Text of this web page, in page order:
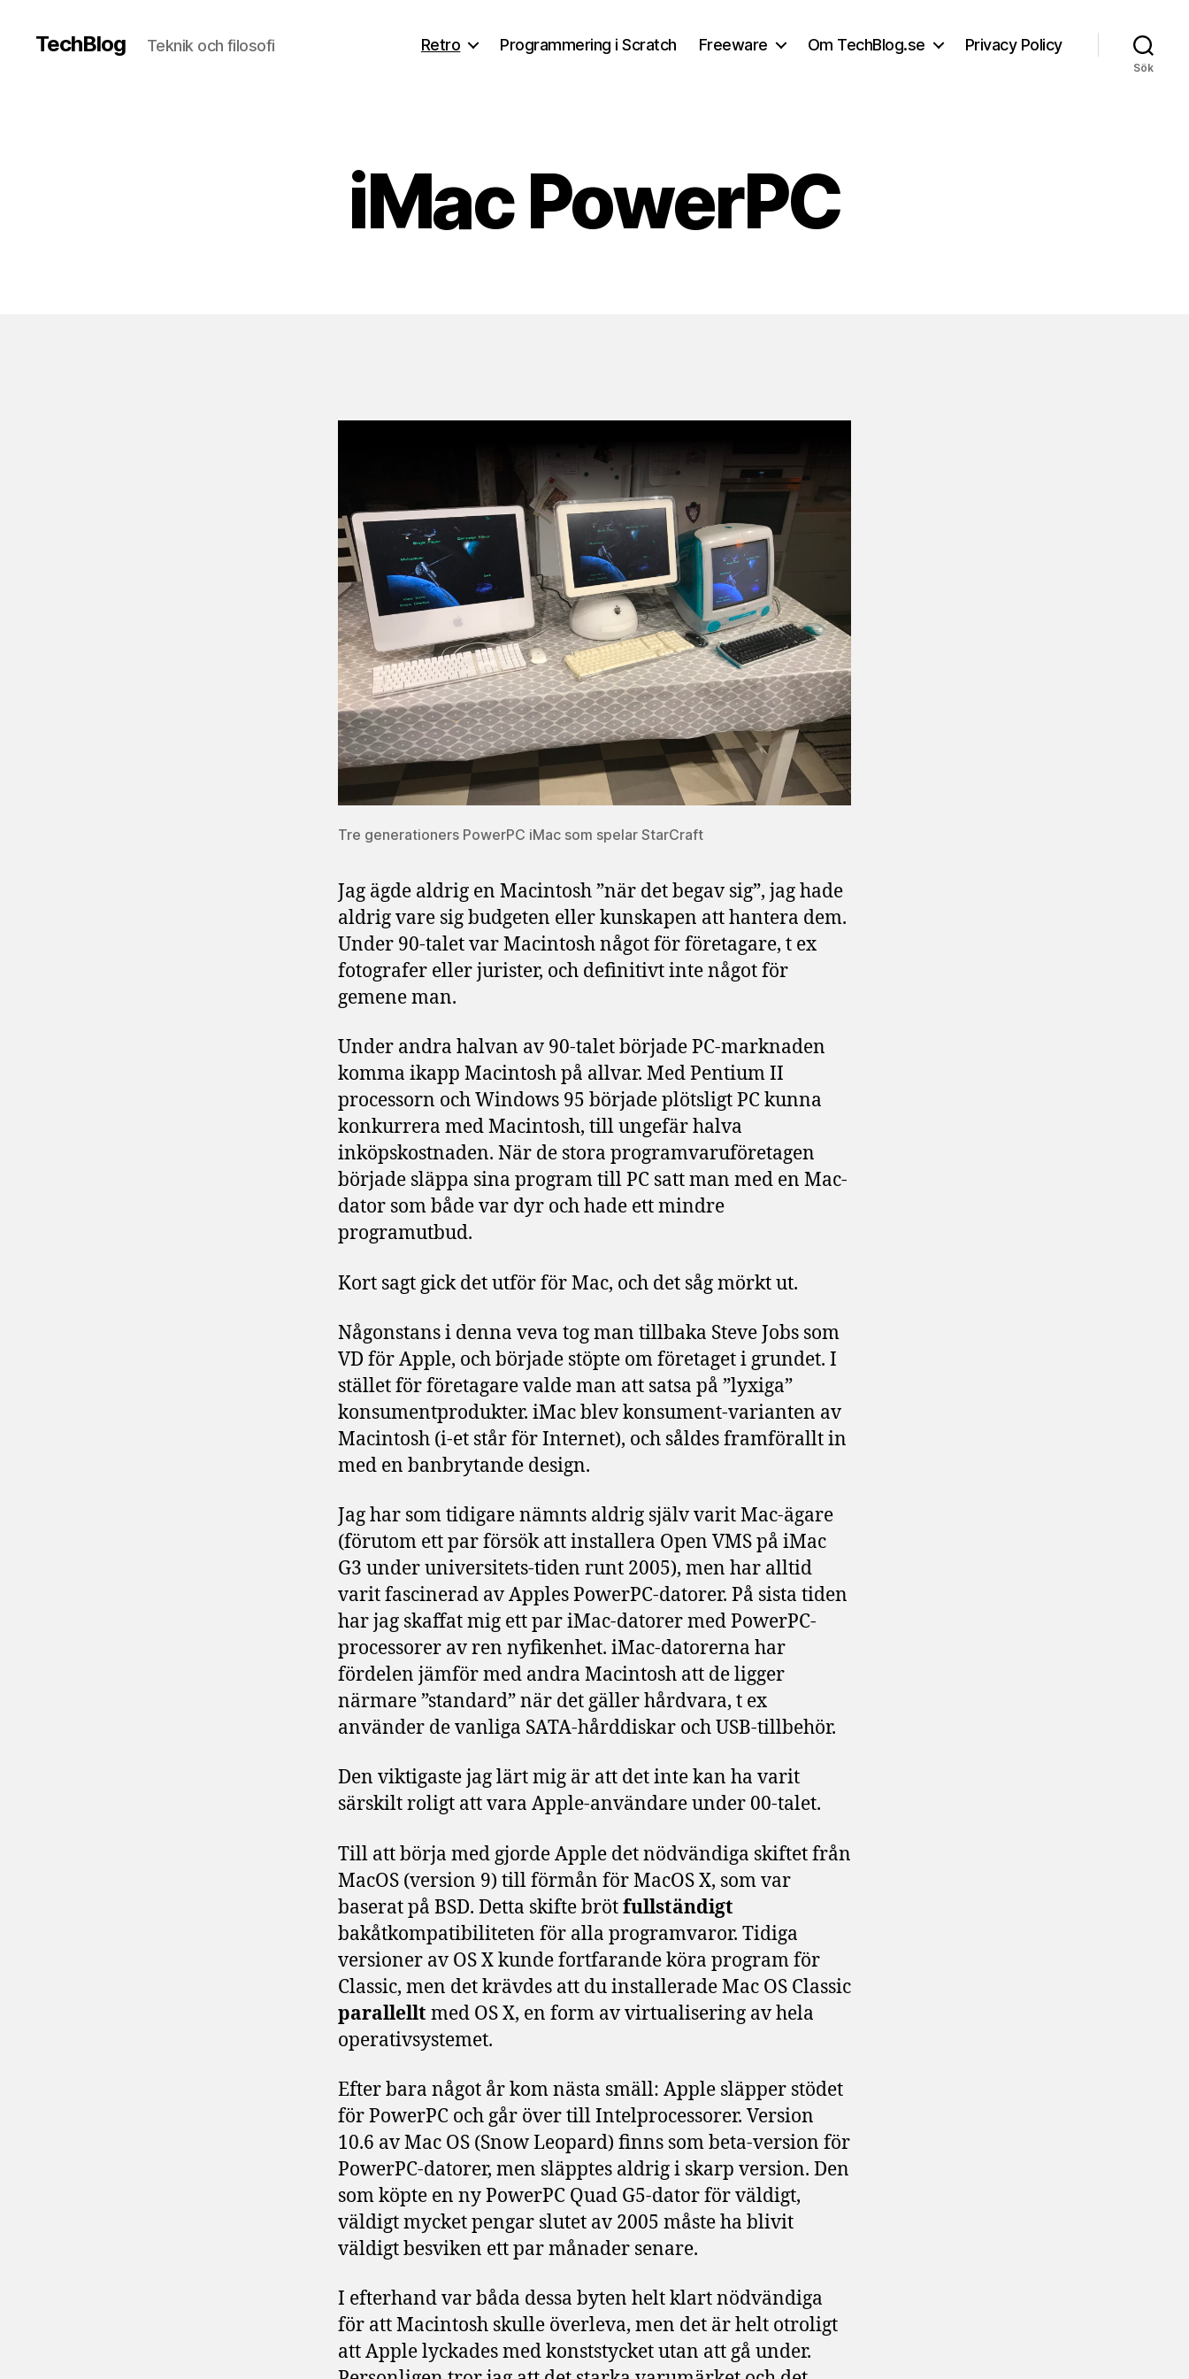
TechBlog Teknik och filosofi Retro Programmering i Scratch Freeware Om TechBlog.se Privacy Policy
Sök
iMac PowerPC
Tre generationers PowerPC iMac som spelar StarCraft
Jag ägde aldrig en Macintosh ”när det begav sig”, jag hade
aldrig vare sig budgeten eller kunskapen att hantera dem.
Under 90-talet var Macintosh något för företagare, t ex
fotografer eller jurister, och definitivt inte något för
gemene man.
Under andra halvan av 90-talet började PC-marknaden
komma ikapp Macintosh på allvar. Med Pentium II
processorn och Windows 95 började plötsligt PC kunna
konkurrera med Macintosh, till ungefär halva
inköpskostnaden. När de stora programvaruföretagen
började släppa sina program till PC satt man med en Mac-
dator som både var dyr och hade ett mindre
programutbud.
Kort sagt gick det utför för Mac, och det såg mörkt ut.
Någonstans i denna veva tog man tillbaka Steve Jobs som
VD för Apple, och började stöpte om företaget i grundet. I
stället för företagare valde man att satsa på ”lyxiga”
konsumentprodukter. iMac blev konsument-varianten av
Macintosh (i-et står för Internet), och såldes framförallt in
med en banbrytande design.
Jag har som tidigare nämnts aldrig själv varit Mac-ägare
(förutom ett par försök att installera Open VMS på iMac
G3 under universitets-tiden runt 2005), men har alltid
varit fascinerad av Apples PowerPC-datorer. På sista tiden
har jag skaffat mig ett par iMac-datorer med PowerPC-
processorer av ren nyfikenhet. iMac-datorerna har
fördelen jämför med andra Macintosh att de ligger
närmare ”standard” när det gäller hårdvara, t ex
använder de vanliga SATA-hårddiskar och USB-tillbehör.
Den viktigaste jag lärt mig är att det inte kan ha varit
särskilt roligt att vara Apple-användare under 00-talet.
Till att börja med gjorde Apple det nödvändiga skiftet från
MacOS (version 9) till förmån för MacOS X, som var
baserat på BSD. Detta skifte brötfullständigt
bakåtkompatibiliteten för alla programvaror. Tidiga
versioner av OS X kunde fortfarande köra program för
Classic, men det krävdes att du installerade Mac OS Classic
parallellt med OS X, en form av virtualisering av hela
operativsystemet.
Efter bara något år kom nästa smäll: Apple släpper stödet
för PowerPC och går över till Intelprocessorer. Version
10.6 av Mac OS (Snow Leopard) finns som beta-version för
PowerPC-datorer, men släpptes aldrig i skarp version. Den
som köpte en ny PowerPC Quad G5-dator för väldigt,
väldigt mycket pengar slutet av 2005 måste ha blivit
väldigt besviken ett par månader senare.
I efterhand var båda dessa byten helt klart nödvändiga
för att Macintosh skulle överleva, men det är helt otroligt
att Apple lyckades med konststycket utan att gå under.